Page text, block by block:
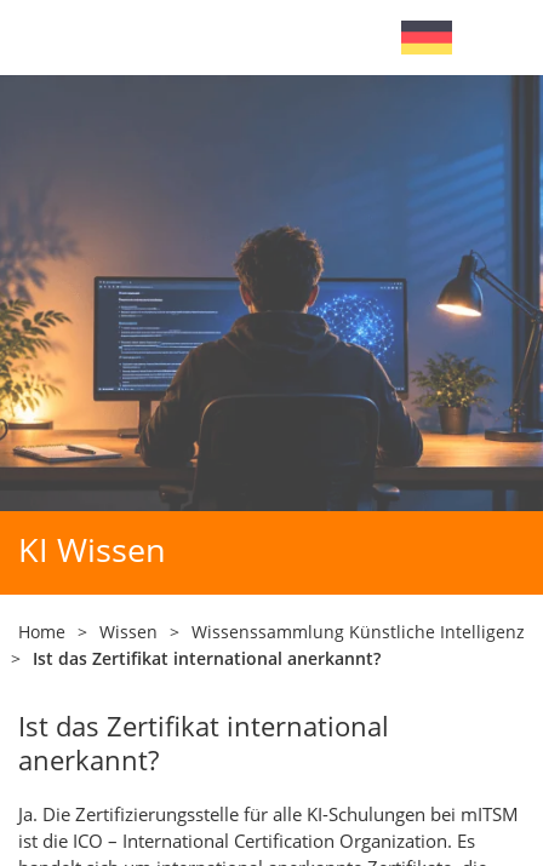
KI Wissen
Home > Wissen > Wissenssammlung Künstliche Intelligenz
> Ist das Zertifikat international anerkannt?
Ist das Zertifikat international
anerkannt?
Ja. Die Zertifizierungsstelle für alle KI-Schulungen bei mITSM
ist die ICO – International Certification Organization. Es